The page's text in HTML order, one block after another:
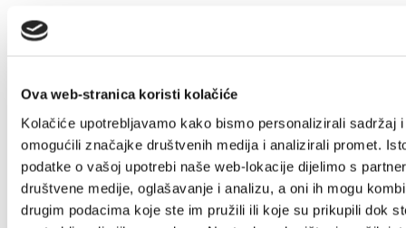
Ova web-stranica koristi kolačiće
Kolačiće upotrebljavamo kako bismo personalizirali sadržaj
omogućili značajke društvenih medija i analizirali promet.
podatke o vašoj upotrebi naše web-lokacije dijelimo s
društvene medije, oglašavanje i analizu, a oni ih mogu
drugim podacima koje ste im pružili ili koje su prikupili dok
1/4
Šljunak
Kaštel Štafilić
Upute
1/2